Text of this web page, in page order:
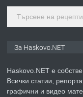
За Haskovo.NET
Haskovo.NET е
Всички статии,
графични и видео